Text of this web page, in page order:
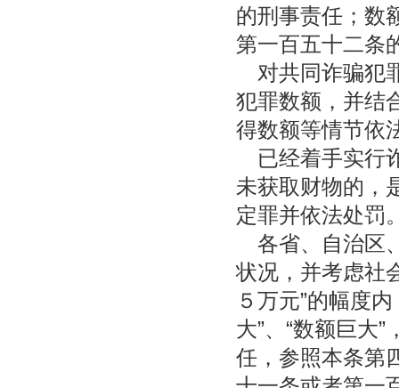
的刑事责任；数
第一百五十二条
对共同诈骗犯
犯罪数额，并结
得数额等情节依
已经着手实行
未获取财物的，
定罪并依法处罚
各省、自治区
状况，并考虑社
５万元”的幅度
大”、“数额巨大
任，参照本条第